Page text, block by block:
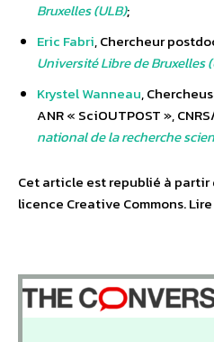
Bruxelles (ULB);
Eric Fabri, Chercheur
Université Libre de Bruxelles
Krystel Wanneau,
ANR « SciOUTPOST »,
national de la recherche
Cet article est republié à partir
licence Creative Commons. Lire